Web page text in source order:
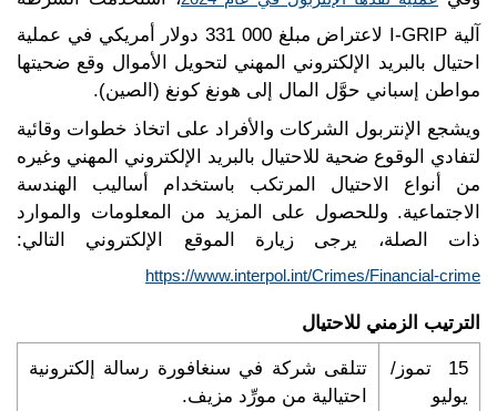
آلية I-GRIP لاعتراض مبلغ 331 000 دولار أمريكي في عملية
احتيال بالبريد الإلكتروني المهني لتحويل الأموال وقع ضحيتها
مواطن إسباني حوَّل المال إلى هونغ كونغ (الصين).
ويشجع الإنتربول الشركات والأفراد على اتخاذ خطوات وقائية
لتفادي الوقوع ضحية للاحتيال بالبريد الإلكتروني المهني وغيره
من أنواع الاحتيال المرتكب باستخدام أساليب الهندسة
الاجتماعية. وللحصول على المزيد من المعلومات والموارد
ذات الصلة، يرجى زيارة الموقع الإلكتروني التالي:
https://www.interpol.int/Crimes/Financial-crime
الترتيب الزمني للاحتيال
15 تموز/
يوليو
تتلقى شركة في سنغافورة رسالة إلكترونية
احتيالية من مورِّد مزيف.